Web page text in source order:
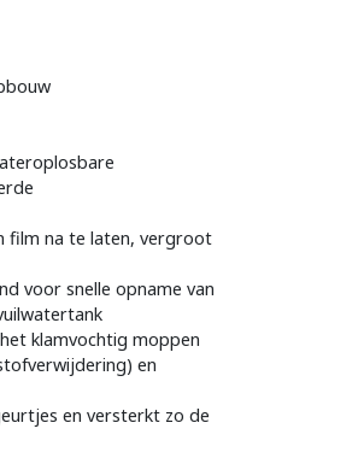
film na te laten, vergroot
voor snelle opname van
klamvochtig moppen
en
en versterkt zo de